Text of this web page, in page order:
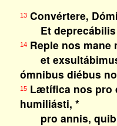
13Convértere,
Et deprecábilis
14Reple nos mane
et
ómnibus diébus
15Lætífica nos pro
humiliásti, *
pro annis,